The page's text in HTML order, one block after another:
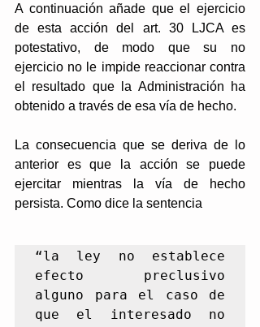
A continuación añade que el ejercicio
de esta acción del art. 30 LJCA es
potestativo, de modo que su no
ejercicio no le impide reaccionar contra
el resultado que la Administración ha
obtenido a través de esa vía de hecho.
La consecuencia que se deriva de lo
anterior es que la acción se puede
ejercitar mientras la vía de hecho
persista. Como dice la sentencia
“la ley no establece
efecto preclusivo
alguno para el caso de
que el interesado no